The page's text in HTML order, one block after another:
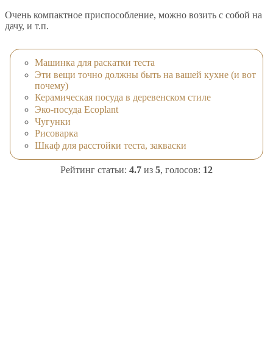
Очень компактное приспособление, можно возить с собой на
дачу, и т.п.
Машинка для раскатки теста
Эти вещи точно должны быть на вашей кухне (и вот
почему)
Керамическая посуда в деревенском стиле
Эко-посуда Ecoplant
Чугунки
Рисоварка
Шкаф для расстойки теста, закваски
Рейтинг статьи: 4.7 из 5, голосов: 12